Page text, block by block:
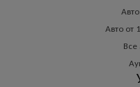
Авто от
Все